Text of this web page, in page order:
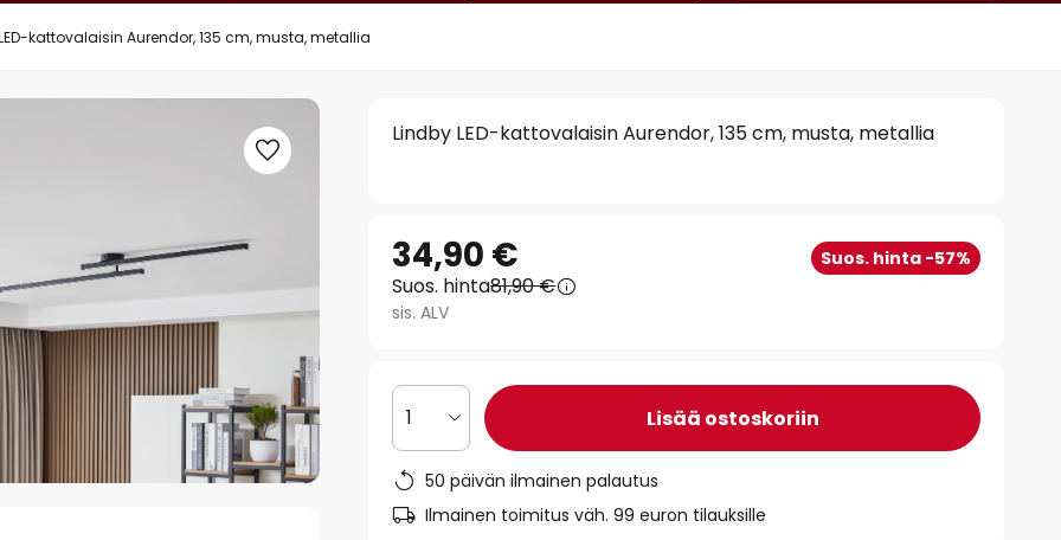
kattovalaisin Aurendor, 135 cm, musta, metallia
Lindby LED-kattovalaisin Aurendor, 135 cm, musta, metallia
34,90 € Suos. hinta -57%
Suos. hinta81,90 €
sis. ALV
1 Lisää ostoskoriin
50 päivän ilmainen palautus
Ilmainen toimitus väh. 99 euron tilauksille